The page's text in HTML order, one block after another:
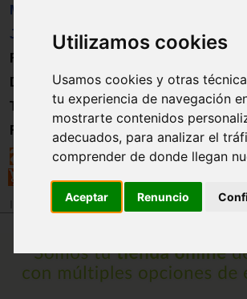
Utilizamos cookies
Usamos cookies y otras
tu experiencia de navegación
mostrarte contenidos
adecuados, para analizar el
comprender de donde llegan
Aceptar Renuncio
Material
Juguetes
Formación
Directorio
Trabajo
Registro
Revista